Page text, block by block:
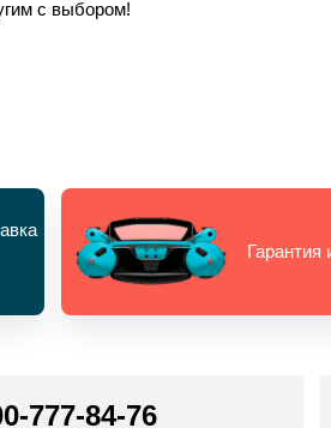
с выбором!
Гарантия
777-84-76